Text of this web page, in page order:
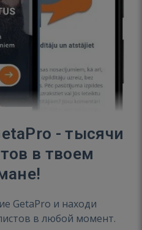
- тысячи
в твоем
GetaPro и находи
в любой момент.